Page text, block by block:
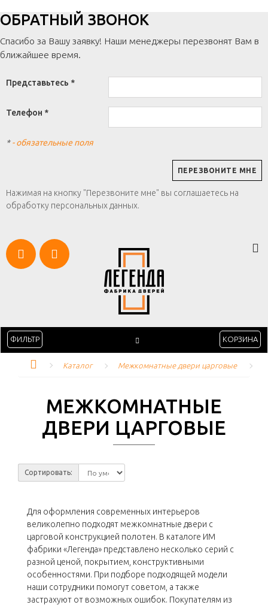
ОБРАТНЫЙ ЗВОНОК
Спасибо за Вашу заявку! Наши менеджеры перезвонят Вам в
ближайшее время.
Представьтесь *
Телефон *
*- обязательные поля
Нажимая на кнопку "Перезвоните мне" вы соглашаетесь на
обработку персональных данных.
ФИЛЬТР КОРЗИНА
Каталог Межкомнатные двери царговые
МЕЖКОМНАТНЫЕ
ДВЕРИ ЦАРГОВЫЕ
Сортировать:
Для оформления современных интерьеров
великолепно подходят межкомнатные двери с
царговой конструкцией полотен. В каталоге ИМ
фабрики «Легенда» представлено несколько серий с
разной ценой, покрытием, конструктивными
особенностями. При подборе подходящей модели
наши сотрудники помогут советом, а также
застрахуют от возможных ошибок. Покупателям из